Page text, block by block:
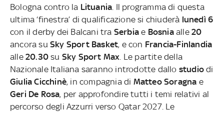
Bologna contro la Lituania . Il programma di questa
ultima ‘finestra’ di qualificazione si chiuderà lunedì 6
con il derby dei Balcani tra Serbia e Bosniaalle20
ancora su Sky Sport Basket, e con Francia-Finlandia
alle 20.30 su Sky Sport Max . Le partite della
Nazionale Italiana saranno introdotte dallo studio di
Giulia Cicchinè, in compagnia di Matteo Soragna e
Geri De Rosa, per approfondire tutti i temi relativi al
percorso degli Azzurri verso Qatar 2027. Le